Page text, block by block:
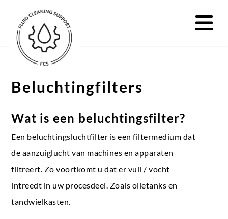
Beluchtingfilters
Wat is een beluchtingsfilter?
Een beluchtingsluchtfilter is een filtermedium dat
de aanzuiglucht van machines en apparaten
filtreert. Zo voortkomt u dat er vuil / vocht
intreedt in uw procesdeel. Zoals olietanks en
tandwielkasten.